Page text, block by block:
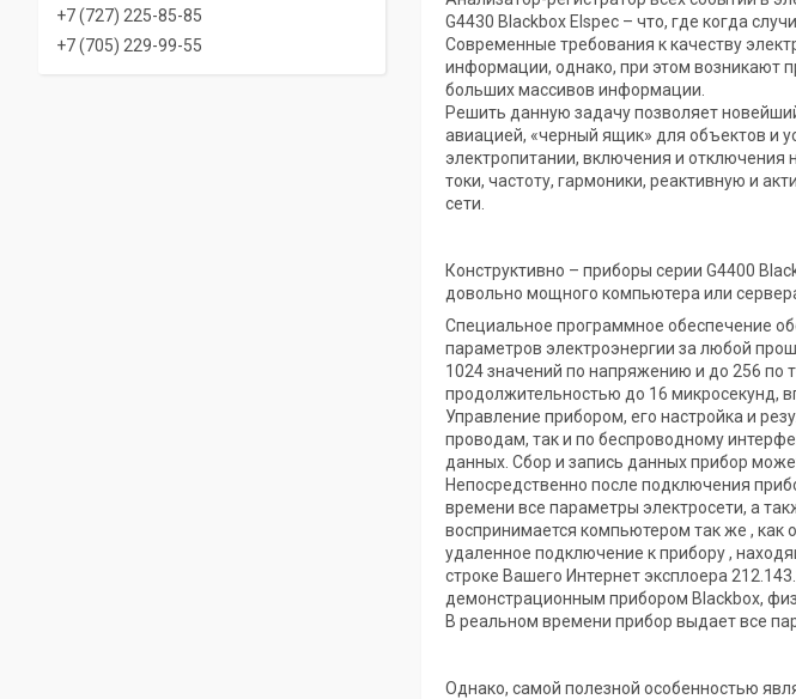
G4430 Blackbox Elspec – что, где когда
Современные требования к качеству
информации, однако, при этом возникают
больших массивов информации.
Решить данную задачу позволяет
авиацией, «черный ящик» для объектов и
электропитании, включения и отключения
токи, частоту, гармоники, реактивную и
сети.
Конструктивно – приборы серии G4400
довольно мощного компьютера или
Специальное программное обеспечение
параметров электроэнергии за любой
1024 значений по напряжению и до 256 по
продолжительностью до 16 микросекунд,
Управление прибором, его настройка и
проводам, так и по беспроводному
данных. Сбор и запись данных прибор
Непосредственно после подключения
времени все параметры электросети, а
воспринимается компьютером так же ,
удаленное подключение к прибору ,
строке Вашего Интернет эксплоера
демонстрационным прибором Blackbox,
В реальном времени прибор выдает все
Однако, самой полезной особенностью
+7 (727) 225-85-85
+7 (705) 229-99-55